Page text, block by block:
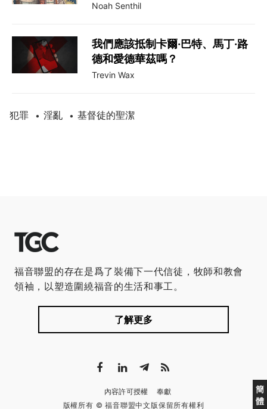
Noah Senthil
我們應該抵制卡爾·巴特、馬丁·路
德和愛德華茲嗎？
Trevin Wax
犯罪 • 淫亂 • 基督徒的聖潔
簡
體
福音聯盟的存在是爲了裝備下一代信徒，牧師和教會
領袖，以塑造圍繞福音的生活和事工。
了解更多
內容許可授權
奉獻
版權所有 © 福音聯盟中文版保留所有權利